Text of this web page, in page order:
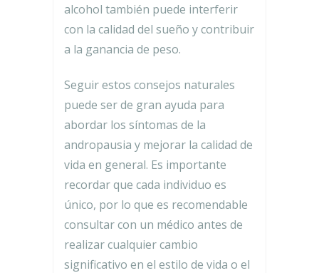
alcohol también puede interferir
con la calidad del sueño y contribuir
a la ganancia de peso.
Seguir estos consejos naturales
puede ser de gran ayuda para
abordar los síntomas de la
andropausia y mejorar la calidad de
vida en general. Es importante
recordar que cada individuo es
único, por lo que es recomendable
consultar con un médico antes de
realizar cualquier cambio
significativo en el estilo de vida o el